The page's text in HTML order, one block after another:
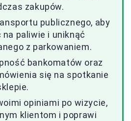
zakupów.
publicznego, aby
paliwie i uniknąć
z parkowaniem.
bankomatów oraz
się na spotkanie
opiniami po wizycie,
klientom i poprawi